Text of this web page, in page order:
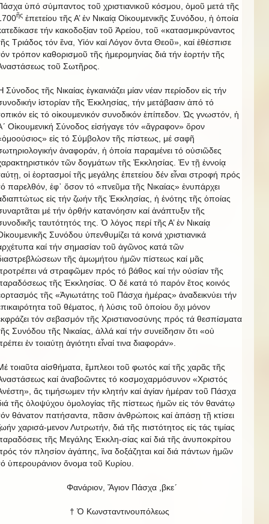
ὑπό σύμπαντος τοῦ χριστιανικοῦ κόσμου, ὁμοῦ μετά τῆς
ῆς ἐπετείου τῆς Α’ ἐν Νικαίᾳ Οἰκουμενικῆς Συνόδου, ἡ ὁποία
τήν κακοδοξίαν τοῦ Ἀρείου, τοῦ «κατασμικρύναντος
Τριάδος τόν ἕνα, Υἱόν καί Λόγον ὄντα Θεοῦ», καί ἐθέσπισε
τρόπον καθορισμοῦ τῆς ἡμερομηνίας διά τήν ἑορτήν τῆς
τοῦ Σωτῆρος.
Σύνοδος τῆς Νικαίας ἐγκαινιάζει μίαν νέαν περίοδον εἰς τήν
ἱστορίαν τῆς Ἐκκλησίας, τήν μετάβασιν ἀπό τό
εἰς τό οἰκουμενικόν συνοδικόν ἐπίπεδον. Ὡς γνωστόν, ἡ
Οἰκουμενική Σύνοδος εἰσήγαγε τόν «ἄγραφον» ὅρον
εἰς τό Σύμβολον τῆς πίστεως, μέ σαφῆ
ἀναφοράν, ἡ ὁποία παραμένει τό οὐσιῶδες
τῶν δογμάτων τῆς Ἐκκλησίας. Ἐν τῇ ἐννοίᾳ
οἱ ἑορτασμοί τῆς μεγάλης ἐπετείου δέν εἶναι στροφή πρός
παρελθόν, ἐφ᾿ ὅσον τό «πνεῦμα τῆς Νικαίας» ἐνυπάρχει
εἰς τήν ζωήν τῆς Ἐκκλησίας, ἡ ἑνότης τῆς ὁποίας
μέ τήν ὀρθήν κατανόησιν καί ἀνάπτυξιν τῆς
ταυτότητός της. Ὁ λόγος περί τῆς Α’ ἐν Νικαίᾳ
Συνόδου ὑπενθυμίζει τά κοινά χριστιανικά
καί τήν σημασίαν τοῦ ἀγῶνος κατά τῶν
τῆς ἀμωμήτου ἡμῶν πίστεως καί μᾶς
νά στραφῶμεν πρός τό βάθος καί τήν οὐσίαν τῆς
τῆς Ἐκκλησίας. Ὁ δέ κατά τό παρόν ἔτος κοινός
τῆς «Ἁγιωτάτης τοῦ Πάσχα ἡμέρας» ἀναδεικνύει τήν
τοῦ θέματος, ἡ λύσις τοῦ ὁποίου ὄχι μόνον
τόν σεβασμόν τῆς Χριστιανοσύνης πρός τά θεσπίσματα
Συνόδου τῆς Νικαίας, ἀλλά καί τήν συνείδησιν ὅτι «οὐ
ἐν τοιαύτῃ ἁγιότητι εἶναί τινα διαφοράν».
τοιαῦτα αἰσθήματα, ἔμπλεοι τοῦ φωτός καί τῆς χαρᾶς τῆς
καί ἀναβοῶντες τό κοσμοχαρμόσυνον «Χριστός
ἄς τιμήσωμεν τήν κλητήν καί ἁγίαν ἡμέραν τοῦ Πάσχα
τῆς ὁλοψύχου ὁμολογίας τῆς πίστεως ἡμῶν εἰς τόν θανάτῳ
θάνατον πατήσαντα, πᾶσιν ἀνθρώποις καί ἁπάσῃ τῇ κτίσει
χαρισά-μενον Λυτρωτήν, διά τῆς πιστότητος εἰς τάς τιμίας
τῆς Μεγάλης Ἐκκλη-σίας καί διά τῆς ἀνυποκρίτου
τόν πλησίον ἀγάπης, ἵνα δοξάζηται καί διά πάντων ἡμῶν
ὑπερουράνιον ὄνομα τοῦ Κυρίου.
Φανάριον, Ἅγιον Πάσχα ,βκε´
† Ὁ Κωνσταντινουπόλεως